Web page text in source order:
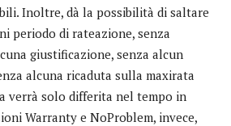
Inoltre, dà la possibilità di saltare
periodo di rateazione, senza
giustificazione, senza alcun
alcuna ricaduta sulla maxirata
verrà solo differita nel tempo in
Warranty e NoProblem, invece,